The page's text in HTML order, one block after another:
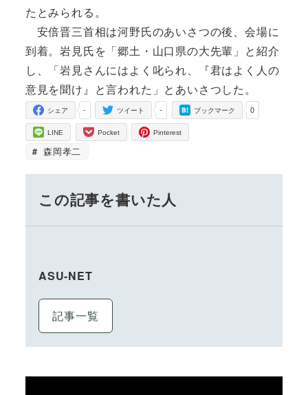
たとみられる。
安倍晋三首相は河野氏のあいさつの後、会場に
到着。岩見氏を「郷土・山口県の大先輩」と紹介
し、「岩見さんにはよく叱られ、『君はよく人の
意見を聞け』と言われた」とあいさつした。
-
シェア -
ツイート 0
ブックマーク
LINE Pocket Pinterest
森岡孝二
この記事を書いた人
ASU-NET
記事一覧